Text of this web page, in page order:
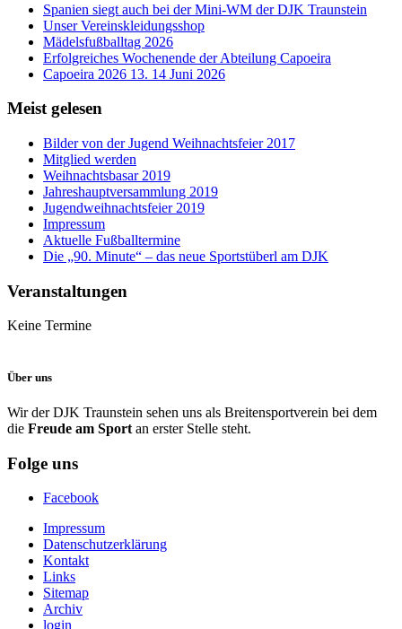
Spanien siegt auch bei der Mini-WM der DJK Traunstein
Unser Vereinskleidungsshop
Mädelsfußballtag 2026
Erfolgreiches Wochenende der Abteilung Capoeira
Capoeira 2026 13. 14 Juni 2026
Meist gelesen
Bilder von der Jugend Weihnachtsfeier 2017
Mitglied werden
Weihnachtsbasar 2019
Jahreshauptversammlung 2019
Jugendweihnachtsfeier 2019
Impressum
Aktuelle Fußballtermine
Die „90. Minute“ – das neue Sportstüberl am DJK
Veranstaltungen
Keine Termine
Über uns
Wir der DJK Traunstein sehen uns als Breitensportverein bei dem
die Freude am Sport an erster Stelle steht.
Folge uns
Facebook
Impressum
Datenschutzerklärung
Kontakt
Links
Sitemap
Archiv
login